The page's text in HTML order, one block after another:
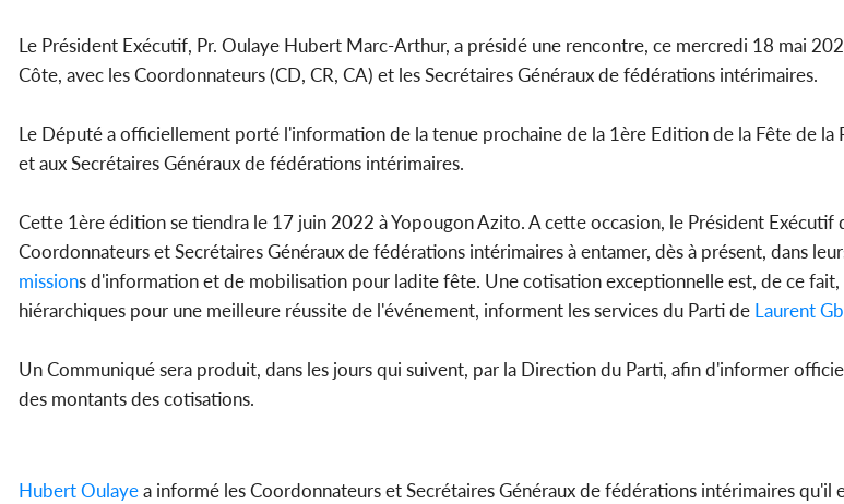
Le Président Exécutif, Pr. Oulaye Hubert Marc-Arthur, a présidé une rencontre, ce mercredi 18 mai
Côte, avec les Coordonnateurs (CD, CR, CA) et les Secrétaires Généraux de fédérations intérimaires.
Le Député a officiellement porté l'information de la tenue prochaine de la 1ère Edition de la Fête de la
et aux Secrétaires Généraux de fédérations intérimaires.
Cette 1ère édition se tiendra le 17 juin 2022 à Yopougon Azito. A cette occasion, le Président Exécutif
Coordonnateurs et Secrétaires Généraux de fédérations intérimaires à entamer, dès à présent, dans
missions d'information et de mobilisation pour ladite fête. Une cotisation exceptionnelle est, de ce fait,
hiérarchiques pour une meilleure réussite de l'événement, informent les services du Parti de Laurent
Un Communiqué sera produit, dans les jours qui suivent, par la Direction du Parti, afin d'informer
des montants des cotisations.
Hubert Oulayea informé les Coordonnateurs et Secrétaires Généraux de fédérations intérimaires qu'il